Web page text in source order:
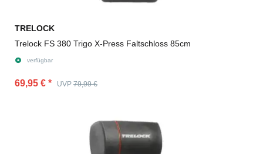
TRELOCK
Trelock FS 380 Trigo X-Press Faltschloss 85cm
verfügbar
69,95 € * UVP 79,99 €